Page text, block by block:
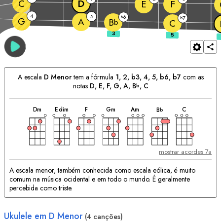
G 4 A 5 Bb
b6 C b7
C D E F
A escala D Menortem a fórmula 1, 2, b3, 4, 5, b6, b7com as
notas D, E, F, G, A, Bb, C
Correspondentes:
Dm
acorde
Edim
acorde
F
acorde
Gm
acorde
Am
acorde
Bb
acorde
C
acorde
mostrar acordes 7a
A escala menor, também conhecida como escala eólica, é muito
comum na música ocidental e em todo o mundo. É geralmente
percebida como triste.
Ukulele em D Menor (4 canções)